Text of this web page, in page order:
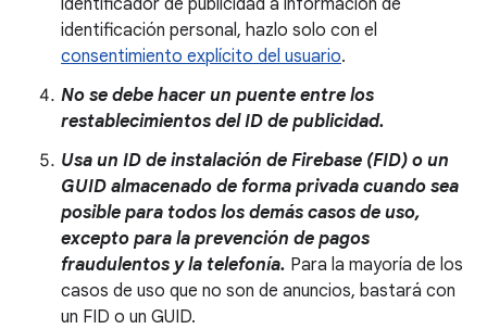
identificador de publicidad a información de
identificación personal, hazlo solo con el
consentimiento explícito del usuario.
No se debe hacer un puente entre los
restablecimientos del ID de publicidad.
Usa un ID de instalación de Firebase (FID) o un
GUID almacenado de forma privada cuando sea
posible para todos los demás casos de uso,
excepto para la prevención de pagos
fraudulentos y la telefonía. Para la mayoría de los
casos de uso que no son de anuncios, bastará con
un FID o un GUID.